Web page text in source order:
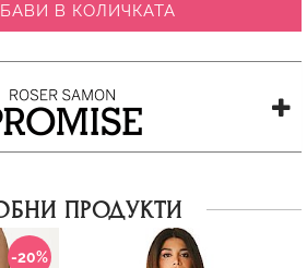
В КОЛИЧКАТА
ПРОДУКТИ
-20%